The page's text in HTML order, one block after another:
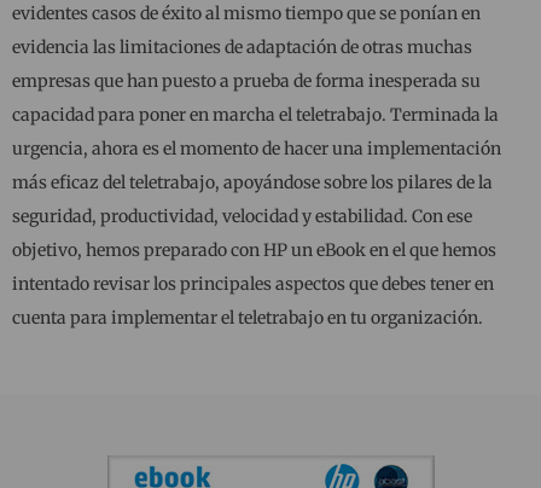
evidentes casos de éxito al mismo tiempo que se ponían en
evidencia las limitaciones de adaptación de otras muchas
empresas que han puesto a prueba de forma inesperada su
capacidad para poner en marcha el teletrabajo. Terminada la
urgencia, ahora es el momento de hacer una implementación
más eficaz del teletrabajo, apoyándose sobre los pilares de la
seguridad, productividad, velocidad y estabilidad. Con ese
objetivo, hemos preparado con HP un eBook en el que hemos
intentado revisar los principales aspectos que debes tener en
cuenta para implementar el teletrabajo en tu organización.